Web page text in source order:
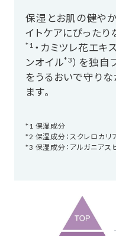
保湿とお肌の健や
イトケアにぴったり
*1 ・カミツレ花エキ
ンオイル*3）を独自
をうるおいで守り
ます。
*1 保湿成分
*2 保湿成分：スクレロカリ
*3 保湿成分：アルガニアス